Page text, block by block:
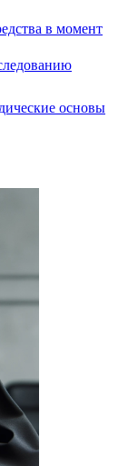
в момент
основы